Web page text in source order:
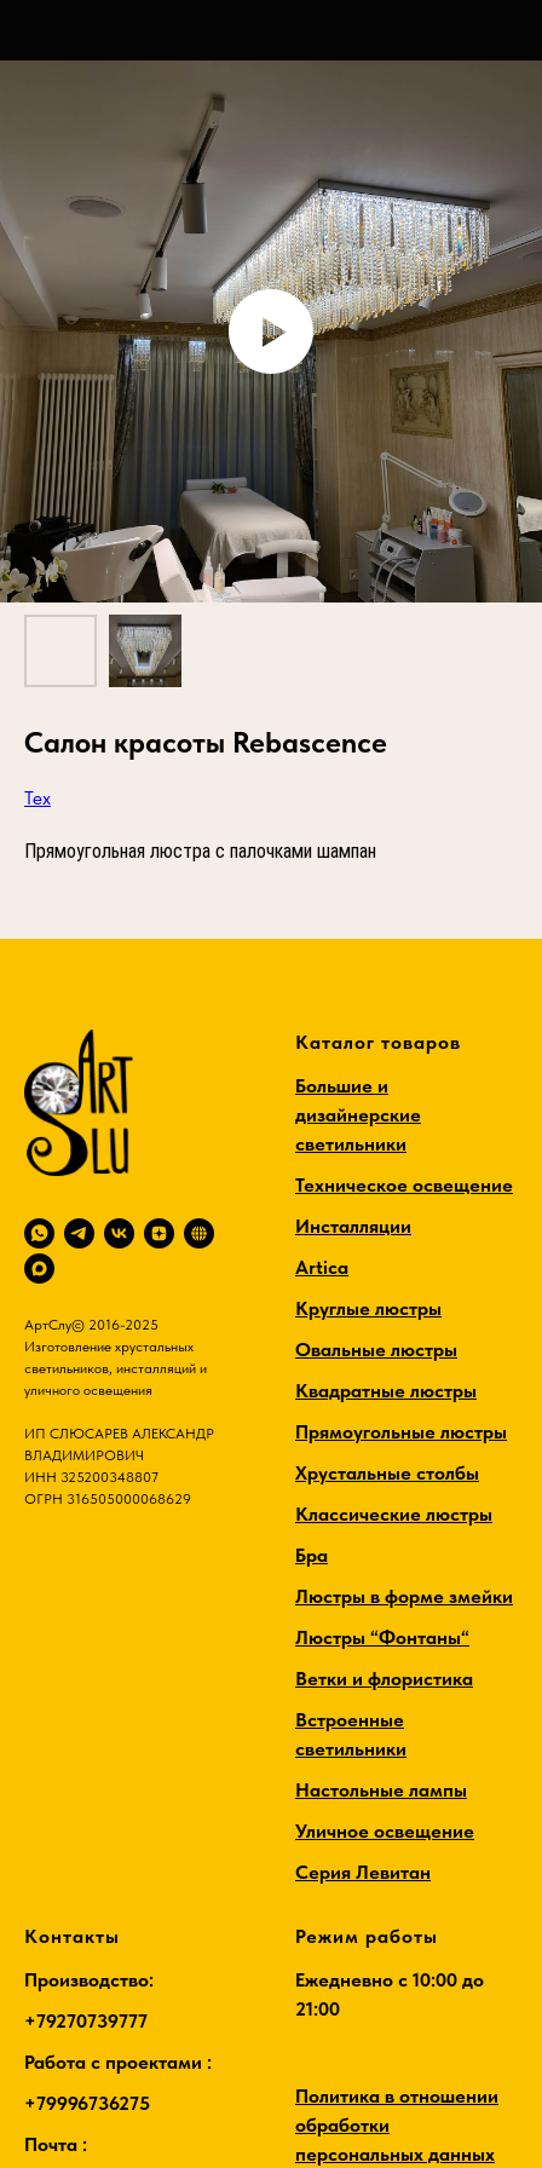
Салон красоты Rebascence
Тех
Прямоугольная люстра с палочками шампан
АртСлу© 2016-2025
Изготовление хрустальных
светильников, инсталляций и
уличного освещения
ИП СЛЮСАРЕВ АЛЕКСАНДР
ВЛАДИМИРОВИЧ
ИНН 325200348807
ОГРН 316505000068629
Каталог товаров
Большие и
дизайнерские
светильники
Техническое освещение
Инсталляции
Artica
Круглые люстры
Овальные люстры
Квадратные люстры
Прямоугольные люстры
Хрустальные столбы
Классические люстры
Бра
Люстры в форме змейки
Люстры “Фонтаны“
Ветки и флористика
Встроенные
светильники
Настольные лампы
Уличное освещение
Серия Левитан
Контакты
Производство:
+79270739777
Работа с проектами :
+79996736275
Почта :
Режим работы
Ежедневно c 10:00 до
21:00
Политика в отношении
обработки
персональных данных